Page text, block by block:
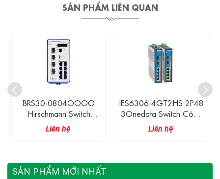
SẢN PHẨM LIÊN QUAN
BRS30-0804OOOO
Hirschmann Switch
Ethernet Công Nghiệp
Có Quản Lí 8 Cổng
Liên hệ
IES6306-4GT2HS-2P48
3Onedata Switch Công
Nghiệp 4 Cổng 1G
Ethernet, 2 Cổng 2.5G
Liên hệ
SẢN PHẨM MỚI NHẤT